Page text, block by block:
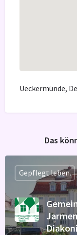
Ueckermünde,
Das
Gepflegt leben.